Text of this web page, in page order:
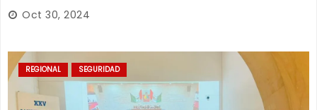
Oct 30, 2024
REGIONAL SEGURIDAD